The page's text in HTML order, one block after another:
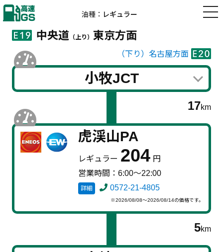
高速道路の
ガソリン価格
油種： レギュラー
中央道 （上り） 東京方面
（下り）名古屋方面
小牧JCT
17km
虎渓山PA
レギュラー 204 円
営業時間：6:00～22:00
詳細 0572-21-4805
※2026/08/08～2026/08/14の価格です。
5km